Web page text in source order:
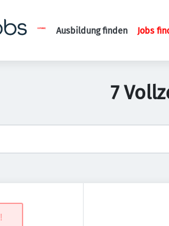
Ausbildung finden Jobs
7